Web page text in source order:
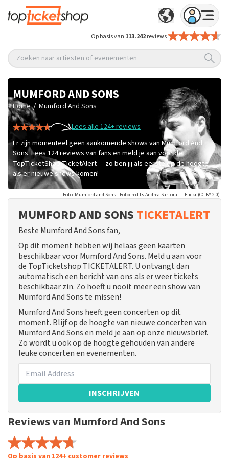
Op basis van 113.242reviews
Zoeken naar artiesten of evenementen
MUMFORD AND SONS
Home / Mumford And Sons
Lees alle 124+ reviews
Er zijn momenteel geen aankomende shows van Mumford And
Sons. Lees 124 reviews van fans en meld je aan voor de
TopTicketShop TicketAlert — zo ben jij als eerste op de hoogte
als er nieuwe shows komen!
Foto: Mumford and Sons - Fotocredits Andrea Sartorati - Flickr (CC BY 2.0)
MUMFORD AND SONS TICKETALERT
Beste Mumford And Sons fan,
Op dit moment hebben wij helaas geen kaarten
beschikbaar voor Mumford And Sons. Meld u aan voor
de TopTicketshop TICKETALERT. U ontvangt dan
automatisch een bericht van ons als er weer tickets
beschikbaar zin. Zo hoeft u nooit meer een show van
Mumford And Sons te missen!
Mumford And Sons heeft geen concerten op dit
moment. Blijf op de hoogte van nieuwe concerten van
Mumford And Sons en meld je aan op onze nieuwsbrief.
Zo wordt u ook op de hoogte gehouden van andere
leuke concerten en evenementen.
INSCHRIJVEN
Reviews van Mumford And Sons